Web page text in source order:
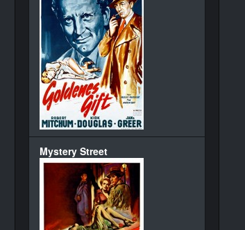
Mystery Street